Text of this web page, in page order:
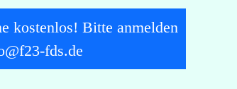
kostenlos! Bitte anmelden
fds.de